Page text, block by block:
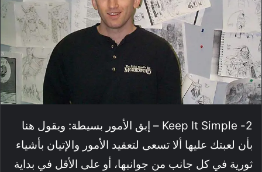
2- Keep It Simple – إبق الأمور بسيطة: ويقول هنا
بأن لعبتك عليها ألا تسعى لتعقيد الأمور والإتيان بأشياء
ثورية في كل جانب من جوانبها، أو على الأقل في بداية